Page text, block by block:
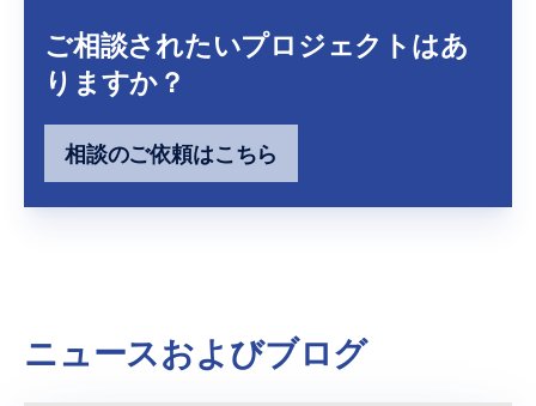
ご相談されたいプロジェクトはあ
りますか？
相談のご依頼はこちら
ニュースおよびブログ